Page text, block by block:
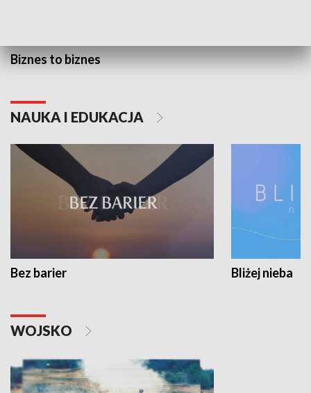
Biznes to biznes
NAUKA I EDUKACJA
Bez barier Bliżej nieba
WOJSKO